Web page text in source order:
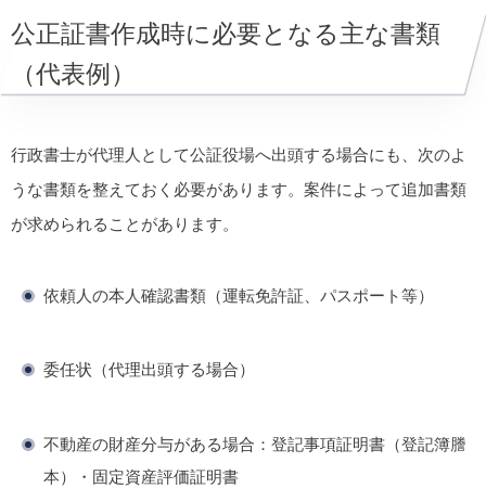
公正証書作成時に必要となる主な書類
（代表例）
行政書士が代理人として公証役場へ出頭する場合にも、次のよ
うな書類を整えておく必要があります。案件によって追加書類
が求められることがあります。
依頼人の本人確認書類（運転免許証、パスポート等）
委任状（代理出頭する場合）
不動産の財産分与がある場合：登記事項証明書（登記簿謄
本）・固定資産評価証明書